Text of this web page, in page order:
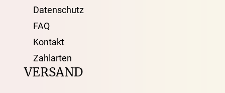
Datenschutz
FAQ
Kontakt
Zahlarten
VERSAND